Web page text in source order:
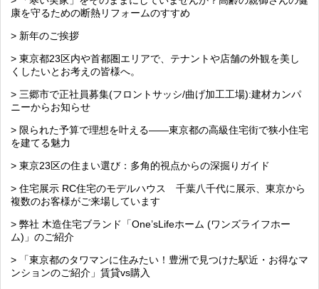
康を守るための断熱リフォームのすすめ
> 新年のご挨拶
> 東京都23区内や首都圏エリアで、テナントや店舗の外観を美し
くしたいとお考えの皆様へ。
> 三郷市で正社員募集(フロントサッシ/曲げ加工工場):建材カンパ
ニーからお知らせ
> 限られた予算で理想を叶える――東京都の高級住宅街で狭小住宅
を建てる魅力
> 東京23区の住まい選び：多角的視点からの深掘りガイド
> 住宅展示 RC住宅のモデルハウス 千葉八千代に展示、東京から
複数のお客様がご来場しています
> 弊社 木造住宅ブランド「One’sLifeホーム (ワンズライフホー
ム)」のご紹介
> 「東京都のタワマンに住みたい！豊洲で見つけた駅近・お得なマ
ンションのご紹介」賃貸vs購入